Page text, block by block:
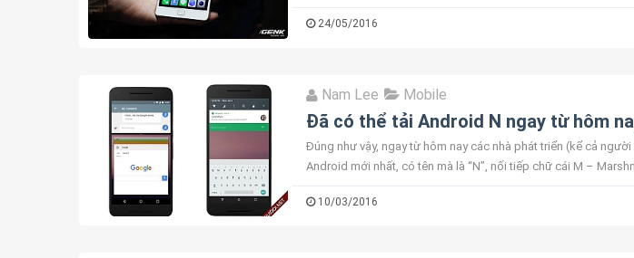
24/05/2016
Nam Lee Mobile
Đã có thể tải Android N ngay từ hôm
Đúng như vậy, ngay từ hôm nay các nhà phát triển (kể cả
Android mới nhất, có tên mà là “N”, nối tiếp chữ cái M –
10/03/2016